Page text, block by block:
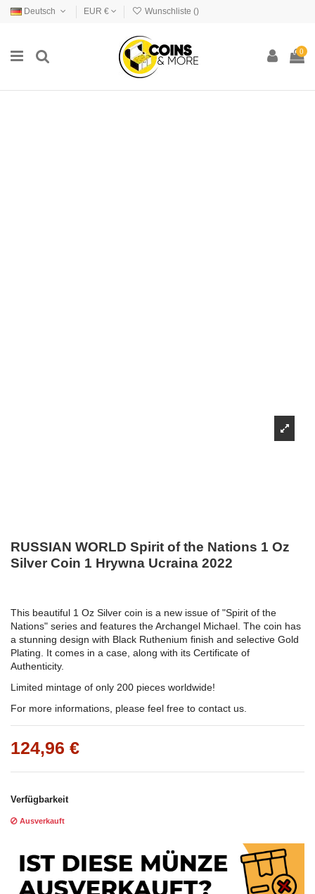
Deutsch EUR € Wunschliste ()
0
RUSSIAN WORLD Spirit of the Nations 1 Oz
Silver Coin 1 Hrywna Ucraina 2022
This beautiful 1 Oz Silver coin is a new issue of "Spirit of the
Nations" series and features the Archangel Michael. The coin has
a stunning design with Black Ruthenium finish and selective Gold
Plating. It comes in a case, along with its Certificate of
Authenticity.
Limited mintage of only 200 pieces worldwide!
For more informations, please feel free to contact us.
124,96 €
Verfügbarkeit
Ausverkauft